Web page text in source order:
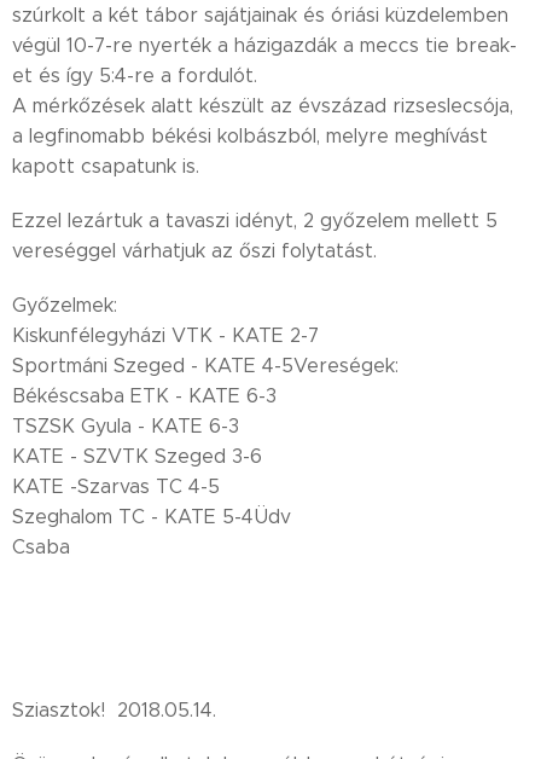
szúrkolt a két tábor sajátjainak és óriási küzdelemben
végül 10-7-re nyerték a házigazdák a meccs tie break-
et és így 5:4-re a fordulót.
A mérkőzések alatt készült az évszázad rizseslecsója,
a legfinomabb békési kolbászból, melyre meghívást
kapott csapatunk is.
Ezzel lezártuk a tavaszi idényt, 2 győzelem mellett 5
vereséggel várhatjuk az őszi folytatást.
Győzelmek:
Kiskunfélegyházi VTK - KATE 2-7
Sportmáni Szeged - KATE 4-5Vereségek:
Békéscsaba ETK - KATE 6-3
TSZSK Gyula - KATE 6-3
KATE - SZVTK Szeged 3-6
KATE -Szarvas TC 4-5
Szeghalom TC - KATE 5-4Üdv
Csaba
Sziasztok! 2018.05.14.